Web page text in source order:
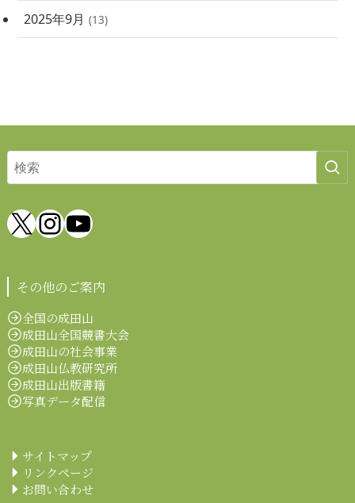
2025年9月 (13)
X Instagram
YouTube
その他のご案内
全国の成田山
成田山全国競書大会
成田山の社会事業
成田山仏教研究所
成田山出版書籍
写真データ配信
サイトマップ
リンクページ
お問い合わせ